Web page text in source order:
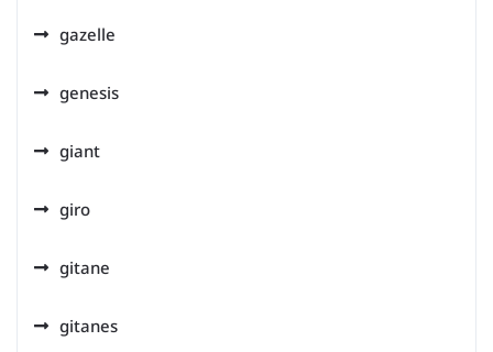
gazelle
genesis
giant
giro
gitane
gitanes